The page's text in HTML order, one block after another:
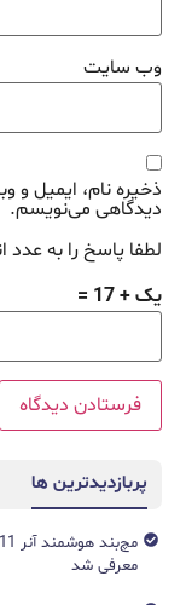
وب‌ سایت
ذخیره نام، ایمیل و
دیدگاهی می‌نویسم.
لطفا پاسخ را به عدد
یک + 17 =
پربازدیدترین ها
معرفی شد